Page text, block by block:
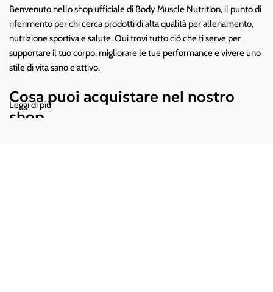
Benvenuto nello shop ufficiale di Body Muscle Nutrition, il punto di
riferimento per chi cerca prodotti di alta qualità per allenamento,
nutrizione sportiva e salute. Qui trovi tutto ciò che ti serve per
supportare il tuo corpo, migliorare le tue performance e vivere uno
stile di vita sano e attivo.
Cosa puoi acquistare nel nostro
shop
Leggi di più